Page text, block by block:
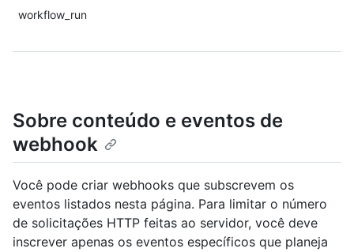
workflow_run
Sobre conteúdo e eventos de
webhook
Você pode criar webhooks que subscrevem os
eventos listados nesta página. Para limitar o número
de solicitações HTTP feitas ao servidor, você deve
inscrever apenas os eventos específicos que planeja